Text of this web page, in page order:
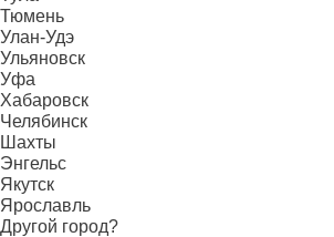
Тюмень
Улан-Удэ
Ульяновск
Уфа
Хабаровск
Челябинск
Шахты
Энгельс
Якутск
Ярославль
Другой город?